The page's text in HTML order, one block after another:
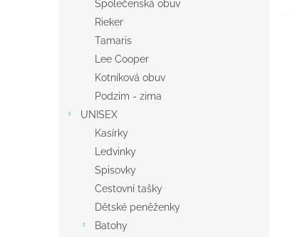
Společenská obuv
Rieker
Tamaris
Lee Cooper
Kotníková obuv
Podzim - zima
UNISEX
Kasírky
Ledvinky
Spisovky
Cestovní tašky
Dětské peněženky
Batohy